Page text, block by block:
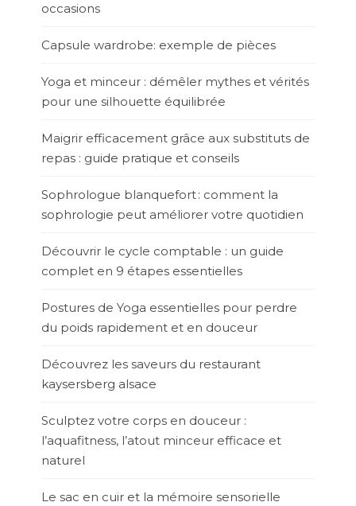
occasions
Capsule wardrobe: exemple de pièces
Yoga et minceur : démêler mythes et vérités
pour une silhouette équilibrée
Maigrir efficacement grâce aux substituts de
repas : guide pratique et conseils
Sophrologue blanquefort : comment la
sophrologie peut améliorer votre quotidien
Découvrir le cycle comptable : un guide
complet en 9 étapes essentielles
Postures de Yoga essentielles pour perdre
du poids rapidement et en douceur
Découvrez les saveurs du restaurant
kaysersberg alsace
Sculptez votre corps en douceur :
l’aquafitness, l’atout minceur efficace et
naturel
Le sac en cuir et la mémoire sensorielle